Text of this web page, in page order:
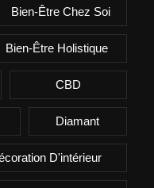
Bien-Être Chez Soi
Bien-Être Holistique
CBD
Diamant
D'intérieur